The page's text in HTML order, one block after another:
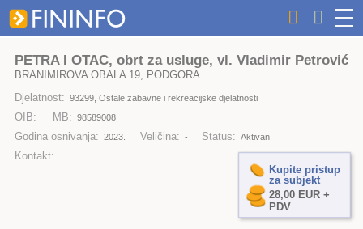
PETRA I OTAC, obrt za usluge, vl. Vladimir Petrović
BRANIMIROVA OBALA 19, PODGORA
Djelatnost: 93299, Ostale zabavne i rekreacijske djelatnosti
OIB: MB: 98589008
Godina osnivanja: 2023. Veličina: - Status: Aktivan
Kontakt:
Kupite pristup
za subjekt
28,00 EUR +
PDV